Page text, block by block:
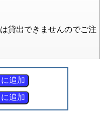
貸出できませんのでご注